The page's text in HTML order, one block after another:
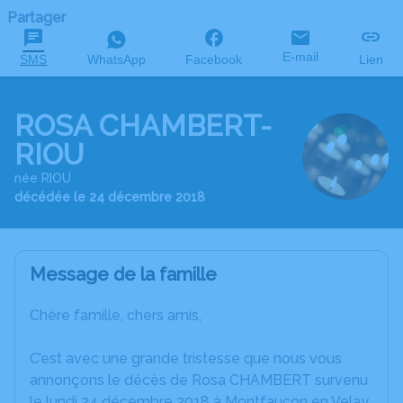
Partager
SMS WhatsApp Facebook E-mail Lien
ROSA CHAMBERT-
RIOU
née RIOU
décédée le 24 décembre 2018
Message de la famille
Chère famille, chers amis,
C’est avec une grande tristesse que nous vous
annonçons le décès de Rosa CHAMBERT survenu